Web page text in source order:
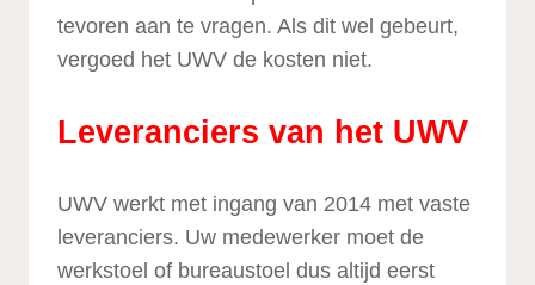
tevoren aan te vragen. Als dit wel gebeurt,
vergoed het UWV de kosten niet.
Leveranciers van het UWV
UWV werkt met ingang van 2014 met vaste
leveranciers. Uw medewerker moet de
werkstoel of bureaustoel dus altijd eerst